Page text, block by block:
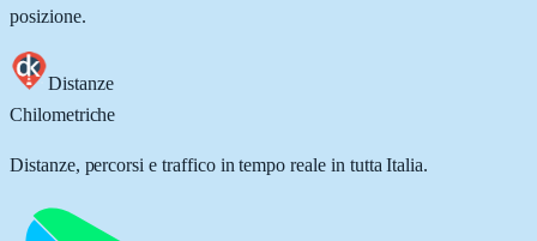
posizione.
Distanze
Chilometriche
Distanze, percorsi e traffico in tempo reale in tutta Italia.